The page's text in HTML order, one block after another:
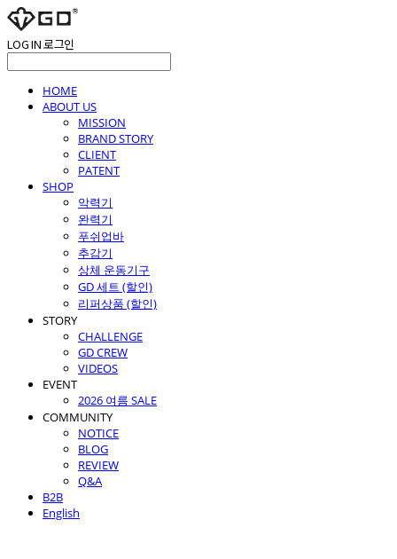
LOG IN로그인
HOME
ABOUT US
MISSION
BRAND STORY
CLIENT
PATENT
SHOP
악력기
완력기
푸쉬업바
추감기
상체 운동기구
GD 세트 (할인)
리퍼상품 (할인)
STORY
CHALLENGE
GD CREW
VIDEOS
EVENT
2026 여름 SALE
COMMUNITY
NOTICE
BLOG
REVIEW
Q&A
B2B
English